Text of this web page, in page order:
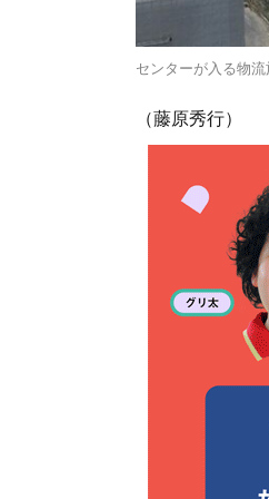
センターが入る物
（藤原秀行）